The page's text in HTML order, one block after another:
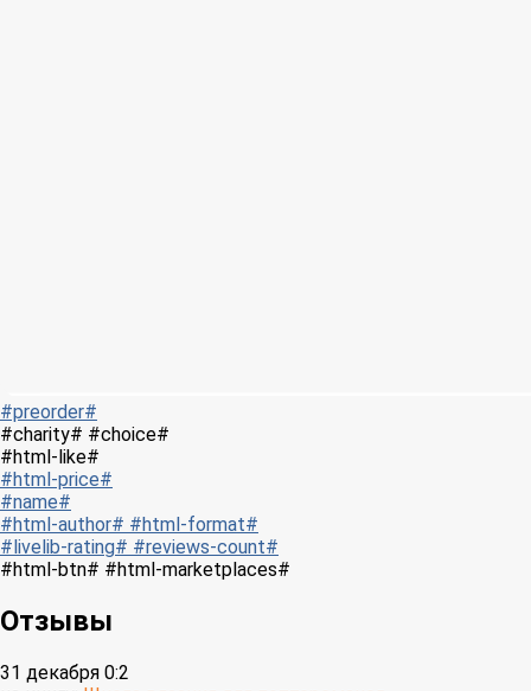
#preorder#
#charity# #choice#
#html-like#
#html-price#
#name#
#html-author# #html-format#
#livelib-rating# #reviews-count#
#html-btn# #html-marketplaces#
Отзывы
31 декабря 0:2